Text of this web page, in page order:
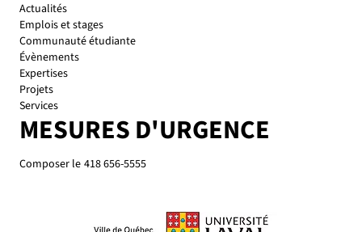
Actualités
Emplois et stages
Communauté étudiante
Évènements
Expertises
Projets
Services
MESURES D'URGENCE
Composer le 418 656-5555